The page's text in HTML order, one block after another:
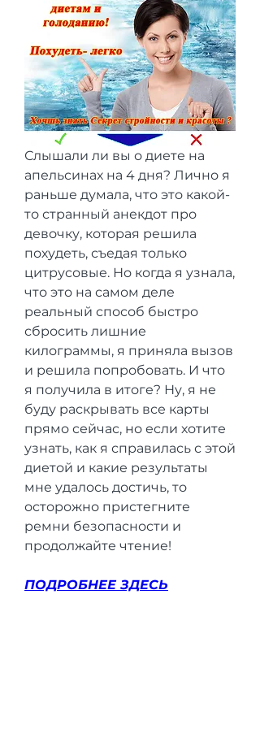
Слышали ли вы о диете на
апельсинах на 4 дня? Лично я
раньше думала, что это какой-
то странный анекдот про
девочку, которая решила
похудеть, съедая только
цитрусовые. Но когда я узнала,
что это на самом деле
реальный способ быстро
сбросить лишние
килограммы, я приняла вызов
и решила попробовать. И что
я получила в итоге? Ну, я не
буду раскрывать все карты
прямо сейчас, но если хотите
узнать, как я справилась с этой
диетой и какие результаты
мне удалось достичь, то
осторожно пристегните
ремни безопасности и
продолжайте чтение!
ПОДРОБНЕЕ ЗДЕСЬ